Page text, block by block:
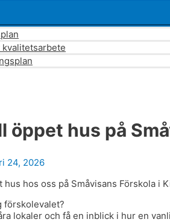
öppet hus på
24, 2026
hus hos oss på Småvisans Förskola i
förskolevalet?
lokaler och få en inblick i hur en